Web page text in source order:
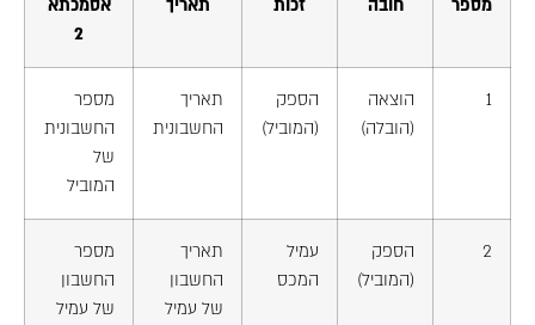
מספר חובה זכות תאריך
אסמכתא
2
1
הוצאה
(הובלה)
הספק
(המוביל)
תאריך
החשבונית
מספר
החשבונית
של
המוביל
2
הספק
(המוביל)
עמיל
המכס
תאריך
החשבון
של עמיל
מספר
החשבון
של עמיל